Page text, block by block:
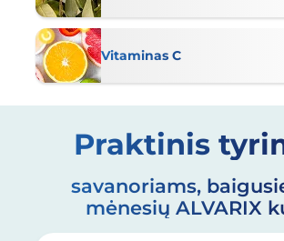
Vitaminas C
Praktinis
savanoriams,
mėnesių ALVARIX